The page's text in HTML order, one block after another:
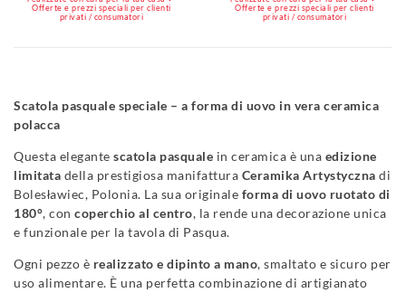
Offerte e prezzi speciali per clienti
privati / consumatori
Offerte e prezzi speciali per clienti
privati / consumatori
Scatola pasquale speciale – a forma di uovo in vera ceramica
polacca
Questa elegante scatola pasquale in ceramica è una edizione
limitata della prestigiosa manifattura Ceramika Artystyczna di
Bolesławiec, Polonia. La sua originale forma di uovo ruotato di
180°, con coperchio al centro, la rende una decorazione unica
e funzionale per la tavola di Pasqua.
Ogni pezzo è realizzato e dipinto a mano, smaltato e sicuro per
uso alimentare. È una perfetta combinazione di artigianato